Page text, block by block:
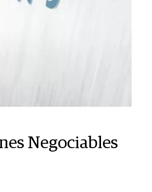
Negociables